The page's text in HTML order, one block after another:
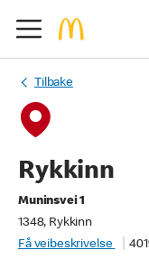
Tilbake
Rykkinn
Muninsvei 1
1348, Rykkinn
Få veibeskrivelse